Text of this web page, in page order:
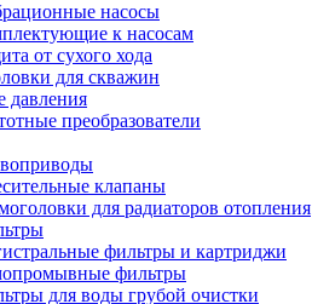
насосы
к насосам
от сухого хода
для скважин
давления
преобразователи
клапаны
для радиаторов отопления
фильтры и картриджи
фильтры
для воды грубой очистки